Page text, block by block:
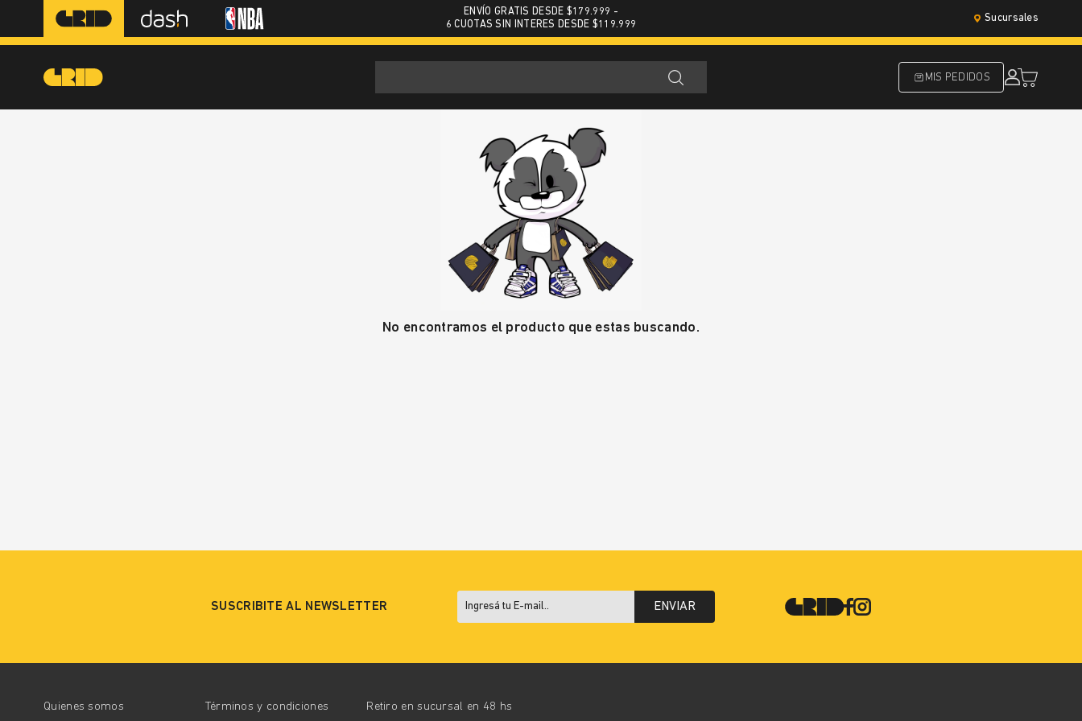
ENVÍO GRATIS DESDE $179.999 -
6 CUOTAS SIN INTERES DESDE $119.999
Sucursales
MIS PEDIDOS
No encontramos el producto que estas buscando.
SUSCRIBITE AL NEWSLETTER ENVIAR
Quienes somos Términos y condiciones Retiro en sucursal en 48 hs